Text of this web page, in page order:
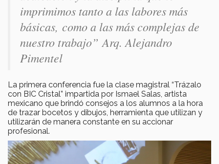
imprimimos tanto a las labores más
básicas, como a las más complejas de
nuestro trabajo” Arq. Alejandro
Pimentel
La primera conferencia fue la clase magistral “Trázalo
con BIC Cristal” impartida por Ismael Salas, artista
mexicano que brindó consejos a los alumnos a la hora
de trazar bocetos y dibujos, herramienta que utilizan y
utilizarán de manera constante en su accionar
profesional.